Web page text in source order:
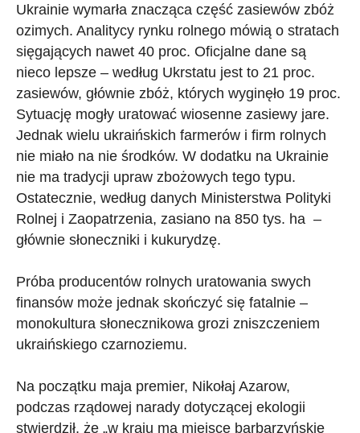
Ukrainie wymarła znacząca część zasiewów zbóż
ozimych. Analitycy rynku rolnego mówią o stratach
sięgających nawet 40 proc. Oficjalne dane są
nieco lepsze – według Ukrstatu jest to 21 proc.
zasiewów, głównie zbóż, których wyginęło 19 proc.
Sytuację mogły uratować wiosenne zasiewy jare.
Jednak wielu ukraińskich farmerów i firm rolnych
nie miało na nie środków. W dodatku na Ukrainie
nie ma tradycji upraw zbożowych tego typu.
Ostatecznie, według danych Ministerstwa Polityki
Rolnej i Zaopatrzenia, zasiano na 850 tys. ha –
głównie słoneczniki i kukurydzę.
Próba producentów rolnych uratowania swych
finansów może jednak skończyć się fatalnie –
monokultura słonecznikowa grozi zniszczeniem
ukraińskiego czarnoziemu.
Na początku maja premier, Nikołaj Azarow,
podczas rządowej narady dotyczącej ekologii
stwierdził, że „w kraju ma miejsce barbarzyńskie